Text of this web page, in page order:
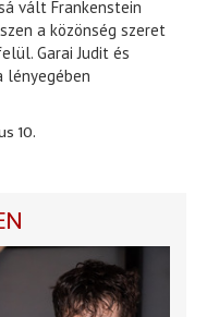
vált Frankenstein
a közönség szeret
Garai Judit és
lényegében
10.